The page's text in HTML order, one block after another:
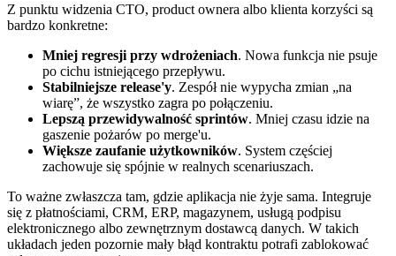
Z punktu widzenia CTO, product ownera albo klienta korzyści są
bardzo konkretne:
Mniej regresji przy wdrożeniach. Nowa funkcja nie psuje
po cichu istniejącego przepływu.
Stabilniejsze release'y. Zespół nie wypycha zmian „na
wiarę”, że wszystko zagra po połączeniu.
Lepszą przewidywalność sprintów. Mniej czasu idzie na
gaszenie pożarów po merge'u.
Większe zaufanie użytkowników. System częściej
zachowuje się spójnie w realnych scenariuszach.
To ważne zwłaszcza tam, gdzie aplikacja nie żyje sama. Integruje
się z płatnościami, CRM, ERP, magazynem, usługą podpisu
elektronicznego albo zewnętrznym dostawcą danych. W takich
układach jeden pozornie mały błąd kontraktu potrafi zablokować